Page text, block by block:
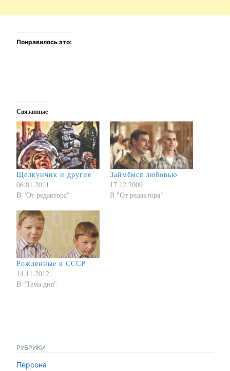
Понравилось это:
Связанные
Щелкунчик и другие
06.01.2011
В "От редактора"
Займёмся любовью
17.12.2009
В "От редактора"
Рожденные в СССР
14.11.2012
В "Тема дня"
РУБРИКИ
Персона